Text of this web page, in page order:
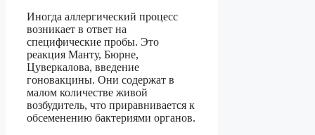
Иногда аллергический процесс
возникает в ответ на
специфические пробы. Это
реакция Манту, Бюрне,
Цуверкалова, введение
гоновакцины. Они содержат в
малом количестве живой
возбудитель, что приравнивается к
обсеменению бактериями органов.